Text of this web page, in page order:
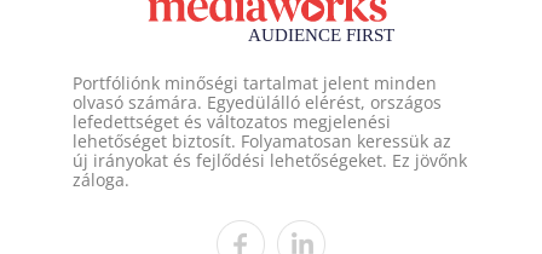
Portfóliónk minőségi tartalmat jelent minden
olvasó számára. Egyedülálló elérést, országos
lefedettséget és változatos megjelenési
lehetőséget biztosít. Folyamatosan keressük az
új irányokat és fejlődési lehetőségeket. Ez jövőnk
záloga.